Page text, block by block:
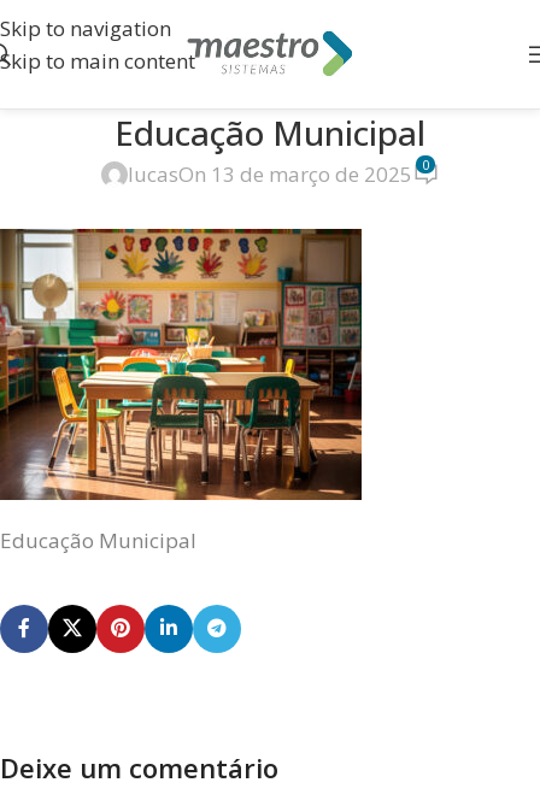
Skip to navigation
Skip to main content
Educação Municipal
lucasOn 13 de março de 2025 0
Educação Municipal
Deixe um comentário